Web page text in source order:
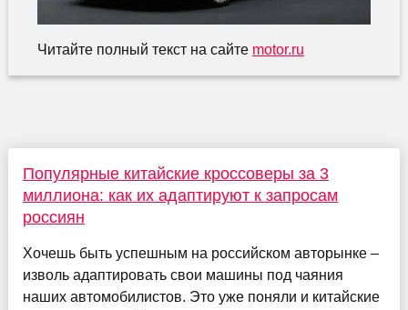
Читайте полный текст на сайте motor.ru
Популярные китайские кроссоверы за 3
миллиона: как их адаптируют к запросам
россиян
Хочешь быть успешным на российском авторынке –
изволь адаптировать свои машины под чаяния
наших автомобилистов. Это уже поняли и китайские